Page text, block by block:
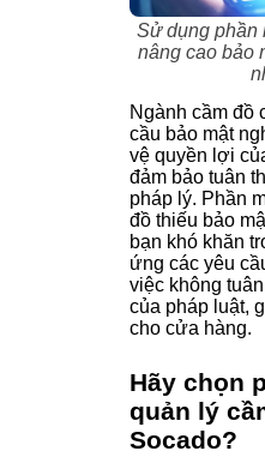
Sử dụng phần
nâng cao bảo
Ngành cầm đồ
cầu bảo mật
vệ quyền lợi
đảm bảo tuân
pháp lý. Phần
đồ thiếu bảo
bạn khó khăn
ứng các yêu
việc không
của pháp luật,
cho cửa hàng.
Hãy chọn
quản lý
Socado?